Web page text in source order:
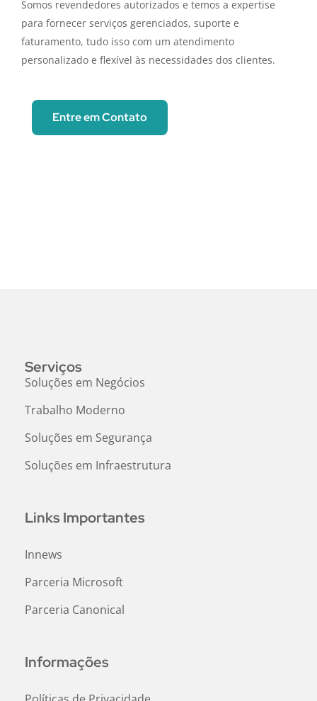
Somos revendedores autorizados e temos a expertise
para fornecer serviços gerenciados, suporte e
faturamento, tudo isso com um atendimento
personalizado e flexível às necessidades dos clientes.
Entre em Contato
Serviços
Soluções em Negócios
Trabalho Moderno
Soluções em Segurança
Soluções em Infraestrutura
Links Importantes
Innews
Parceria Microsoft
Parceria Canonical
Informações